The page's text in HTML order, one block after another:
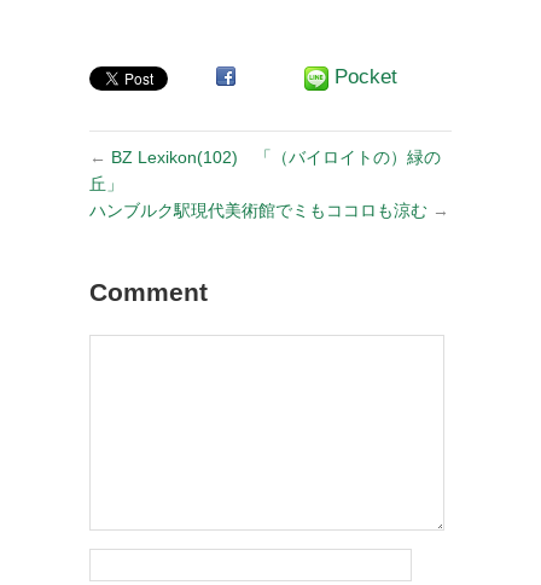
Pocket
← BZ Lexikon(102) 「（バイロイトの）緑の
丘」
ハンブルク駅現代美術館でミもココロも涼む →
Comment